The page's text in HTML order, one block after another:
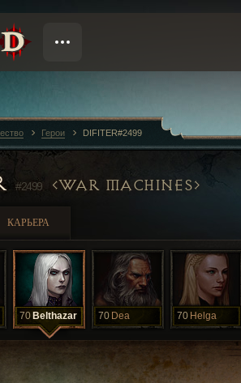
#2499 WAR MACHINES
КАРЬЕРА
70 Belthazar 70 Dea 70 Helga
Герои DIFITER#2499